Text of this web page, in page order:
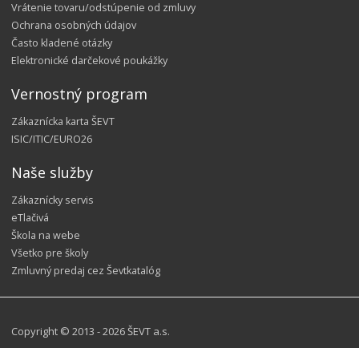
Vrátenie tovaru/odstúpenie od zmluvy
Ochrana osobných údajov
Často kladené otázky
Elektronické darčekové poukážky
Vernostný program
Zákaznícka karta ŠEVT
ISIC/ITIC/EURO26
Naše služby
Zákaznícky servis
eTlačivá
Škola na webe
Všetko pre školy
Zmluvný predaj cez Ševtkatalóg
Copyright © 2013 - 2026 ŠEVT a.s.